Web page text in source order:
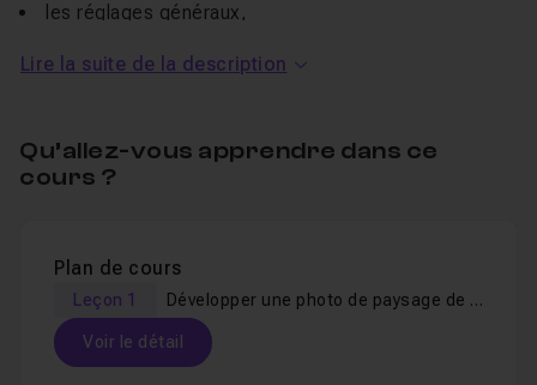
les réglages généraux,
Les réglages localisés tels que les filtres gradués et
radiaux,
Les micro-contrastes,
Grâce à ce
vos rendus photographiques de paysages
pris
pendant l'heure bleue !
Lire la suite de la description
Qu’allez-vous apprendre dans ce
cours ?
Plan de cours
Leçon 1 Développer une photo de paysage de l'heure bleue
Voir le détail